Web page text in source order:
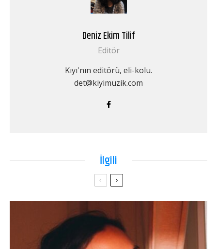
Deniz Ekim Tilif
Editör
Kıyı'nın editörü, eli-kolu.
det@kiyimuzik.com
İlgili